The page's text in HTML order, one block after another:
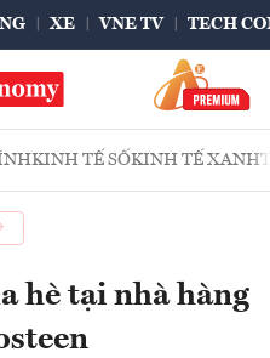
XE VNE TV TECH
KINH TẾ SỐKINH TẾ XANH
hè tại nhà hàng